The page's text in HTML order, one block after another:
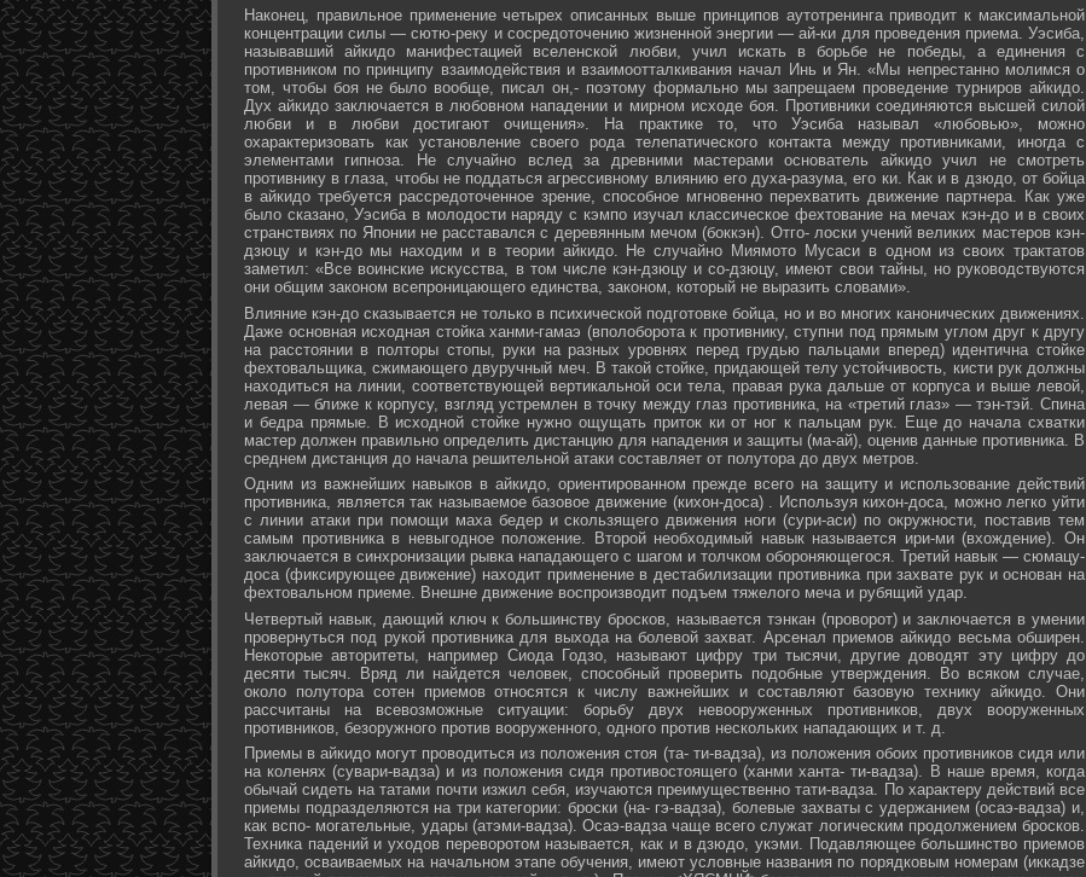
Наконец, правильное применение четырех описанных выше принципов аутотренинга приводит к максимальной
концентрации силы — сютю-реку и сосредоточению жизненной энергии — ай-ки для проведения приема. Уэсиба,
называвший айкидо манифестацией вселенской любви, учил искать в борьбе не победы, а единения с
противником по принципу взаимодействия и взаимоотталкивания начал Инь и Ян. «Мы непрестанно молимся о
том, чтобы боя не было вообще, писал он,- поэтому формально мы запрещаем проведение турниров айкидо.
Дух айкидо заключается в любовном нападении и мирном исходе боя. Противники соединяются высшей силой
любви и в любви достигают очищения». На практике то, что Уэсиба называл «любовью», можно
охарактеризовать как установление своего рода телепатического контакта между противниками, иногда с
элементами гипноза. Не случайно вслед за древними мастерами основатель айкидо учил не смотреть
противнику в глаза, чтобы не поддаться агрессивному влиянию его духа-разума, его ки. Как и в дзюдо, от бойца
в айкидо требуется рассредоточенное зрение, способное мгновенно перехватить движение партнера. Как уже
было сказано, Уэсиба в молодости наряду с кэмпо изучал классическое фехтование на мечах кэн-до и в своих
странствиях по Японии не расставался с деревянным мечом (боккэн). Отго- лоски учений великих мастеров кэн-
дзюцу и кэн-до мы находим и в теории айкидо. Не случайно Миямото Мусаси в одном из своих трактатов
заметил: «Все воинские искусства, в том числе кэн-дзюцу и со-дзюцу, имеют свои тайны, но руководствуются
они общим законом всепроницающего единства, законом, который не выразить словами».
Влияние кэн-до сказывается не только в психической подготовке бойца, но и во многих канонических движениях.
Даже основная исходная стойка ханми-гамаэ (вполоборота к противнику, ступни под прямым углом друг к другу
на расстоянии в полторы стопы, руки на разных уровнях перед грудью пальцами вперед) идентична стойке
фехтовальщика, сжимающего двуручный меч. В такой стойке, придающей телу устойчивость, кисти рук должны
находиться на линии, соответствующей вертикальной оси тела, правая рука дальше от корпуса и выше левой,
левая — ближе к корпусу, взгляд устремлен в точку между глаз противника, на «третий глаз» — тэн-тэй. Спина
и бедра прямые. В исходной стойке нужно ощущать приток ки от ног к пальцам рук. Еще до начала схватки
мастер должен правильно определить дистанцию для нападения и защиты (ма-ай), оценив данные противника. В
среднем дистанция до начала решительной атаки составляет от полутора до двух метров.
Одним из важнейших навыков в айкидо, ориентированном прежде всего на защиту и использование действий
противника, является так называемое базовое движение (кихон-доса) . Используя кихон-доса, можно легко уйти
с линии атаки при помощи маха бедер и скользящего движения ноги (сури-аси) по окружности, поставив тем
самым противника в невыгодное положение. Второй необходимый навык называется ири-ми (вхождение). Он
заключается в синхронизации рывка нападающего с шагом и толчком обороняющегося. Третий навык — сюмацу-
доса (фиксирующее движение) находит применение в дестабилизации противника при захвате рук и основан на
фехтовальном приеме. Внешне движение воспроизводит подъем тяжелого меча и рубящий удар.
Четвертый навык, дающий ключ к большинству бросков, называется тэнкан (проворот) и заключается в умении
провернуться под рукой противника для выхода на болевой захват. Арсенал приемов айкидо весьма обширен.
Некоторые авторитеты, например Сиода Годзо, называют цифру три тысячи, другие доводят эту цифру до
десяти тысяч. Вряд ли найдется человек, способный проверить подобные утверждения. Во всяком случае,
около полутора сотен приемов относятся к числу важнейших и составляют базовую технику айкидо. Они
рассчитаны на всевозможные ситуации: борьбу двух невооруженных противников, двух вооруженных
противников, безоружного против вооруженного, одного против нескольких нападающих и т. д.
Приемы в айкидо могут проводиться из положения стоя (та- ти-вадза), из положения обоих противников сидя или
на коленях (сувари-вадза) и из положения сидя противостоящего (ханми ханта- ти-вадза). В наше время, когда
обычай сидеть на татами почти изжил себя, изучаются преимущественно тати-вадза. По характеру действий все
приемы подразделяются на три категории: броски (на- гэ-вадза), болевые захваты с удержанием (осаэ-вадза) и,
как вспо- могательные, удары (атэми-вадза). Осаэ-вадза чаще всего служат логическим продолжением бросков.
Техника падений и уходов переворотом называется, как и в дзюдо, укэми. Подавляющее большинство приемов
айкидо, осваиваемых на начальном этапе обучения, имеют условные названия по порядковым номерам (иккадзе